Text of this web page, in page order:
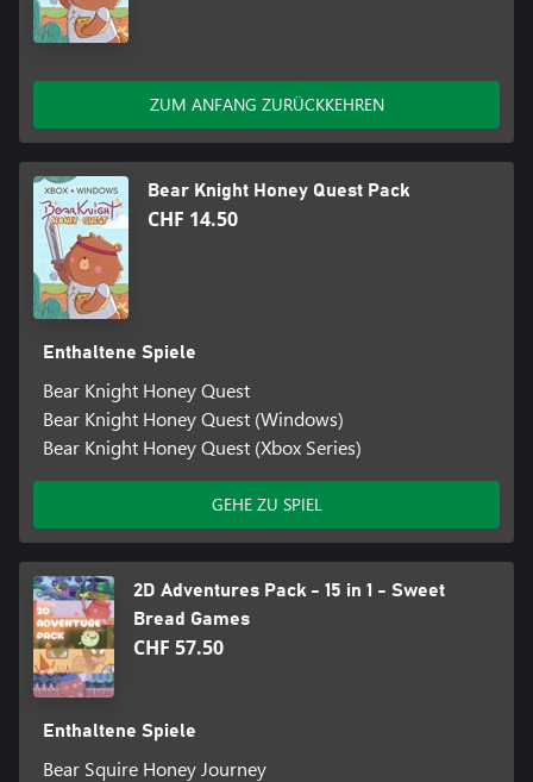
ZUM ANFANG ZURÜCKKEHREN
Bear Knight Honey Quest Pack
CHF 14.50
Enthaltene Spiele
Bear Knight Honey Quest
Bear Knight Honey Quest (Windows)
Bear Knight Honey Quest (Xbox Series)
GEHE ZU SPIEL
2D Adventures Pack - 15 in 1 - Sweet
Bread Games
CHF 57.50
Enthaltene Spiele
Bear Squire Honey Journey